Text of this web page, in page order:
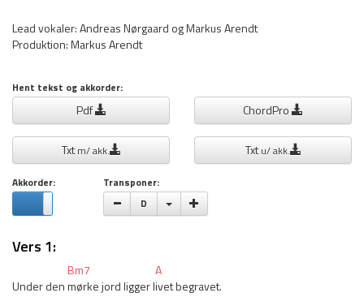
Lead vokaler: Andreas Nørgaard og Markus Arendt
Produktion: Markus Arendt
Hent tekst og akkorder:
Pdf ChordPro
Txtm/ akk. Txtu/ akk.
Akkorder: Transponer:
D Vælge toneart
Vers 1:
Bm7
A
Under den mørke jord ligger livet begravet.